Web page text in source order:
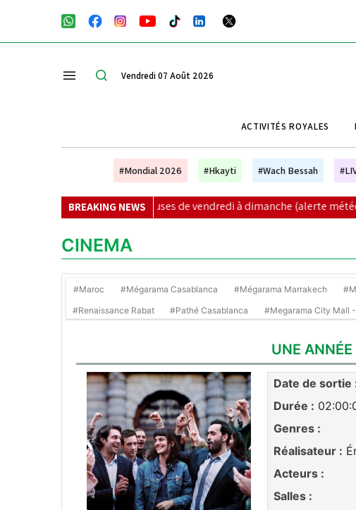
Vendredi 07 Août 2026
ACTIVITÉS ROYALES
#Mondial 2026 #Hkayti #Wach Bessah
BREAKING NEWS
averses orageuses de vendredi à dimanche (alerte météo) | Le
CINEMA
#Maroc #Mégarama Casablanca #Mégarama Marrakech
#Renaissance Rabat #Pathé Casablanca #Megarama City Mall
UNE
Date de sortie
Durée :
Genres :
Réalisateur :
Acteurs :
Salles :